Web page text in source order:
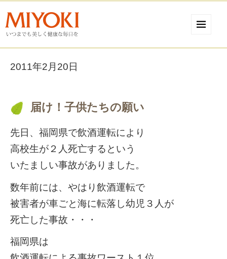
2011年2月20日
届け！子供たちの願い
先日、福岡県で飲酒運転により
高校生が２人死亡するという
いたましい事故がありました。
数年前には、やはり飲酒運転で
被害者が車ごと海に転落し幼児３人が
死亡した事故・・・
福岡県は